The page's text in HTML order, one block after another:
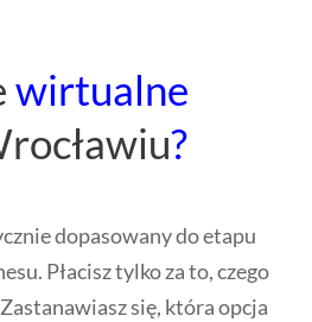
wirtualne
?
dopasowany do etapu
Płacisz tylko za to, czego
się, która opcja